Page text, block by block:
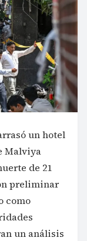
un hotel
Malviya
de 21
preliminar
como
un análisis